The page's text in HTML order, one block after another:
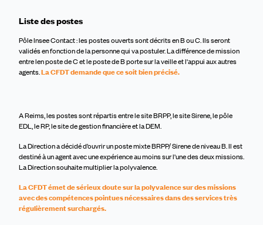
Liste des postes
Pôle Insee Contact : les postes ouverts sontdécritsen B ou C.Ils seront
validésen fonction de la personne qui va postuler. La différence de mission
entrelen poste de C etleposte de B porte sur laveilleet l'appui aux autres
agents.La CFDT demande que ce soit bien précisé.
A Reims, les postes sont répartis entre le site BRPP, le site Sirene, le pôle
EDL, le RP, le site de gestion financière et la DEM.
La Direction a décidé d’ouvrir un poste mixte BRPP/ Sirene de niveau B. Il est
destiné à un agent avec une expérience au moins sur l'une des deux missions.
La Direction souhaite multiplier la polyvalence.
La CFDT émet de sérieux doute sur la polyvalence sur des missions
avec des compétences pointues nécessaires dans des services très
régulièrement surchargés.